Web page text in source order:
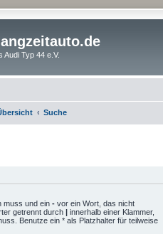
Audi Typ 44 e.V.
Suche
muss und ein - vor ein Wort, das nicht
getrennt durch | innerhalb einer Klammer,
Benutze ein * als Platzhalter für teilweise